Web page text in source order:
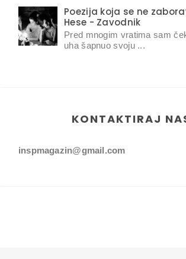
Poezija koja se ne
Hese - Zavodnik
Pred mnogim vratima sam
uha šapnuo svoju ...
KONTAKTIRAJ
inspmagazin@gmail.com